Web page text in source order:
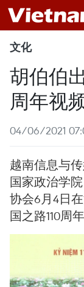
文化
胡伯伯
周年视
04/06/2021
越南信息与
国家政治学
协会6月4日
国之路110周